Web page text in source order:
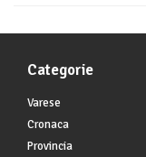
Categorie
Varese
Cronaca
Provincia